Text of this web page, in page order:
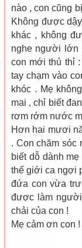
nào , con cũng
Không được
khác , không
nghe người lớn
con mới thủ thỉ
tay chạm vào
khóc . Mẹ
mai , chỉ biết
rơm rớm nước
Hơn hai mươi
. Con chăm sóc
biết dỗ dành
thế giới ca ngợi
đứa con vừa
được làm
chải của con !
Mẹ cảm ơn con !